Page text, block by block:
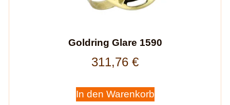
Goldring Glare 1590
311,76 €
In den Warenkorb